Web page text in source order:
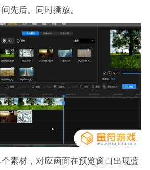
先后。同时播放。
素材，对应画面在预览窗口出现蓝